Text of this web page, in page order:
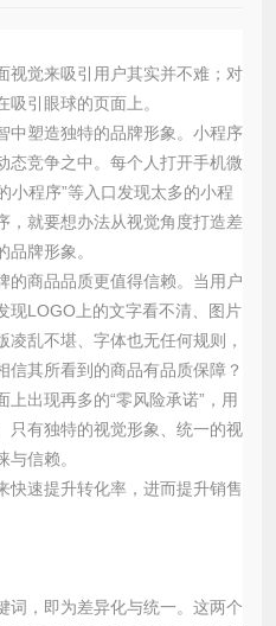
视觉来吸引用户其实并不难；对
引眼球的页面上。
中塑造独特的品牌形象。小程序
态竞争之中。每个人打开手机微
小程序”等入口发现太多的小程
，就要想办法从视觉角度打造差
牌形象。
的商品品质更值得信赖。当用户
现LOGO上的文字看不清、图片
乱不堪、字体也无任何规则，
其所看到的商品有品质保障？
出现再多的“零风险承诺”，用
只有独特的视觉形象、统一的视
信赖。
快速提升转化率，进而提升销售
词，即为差异化与统一。这两个